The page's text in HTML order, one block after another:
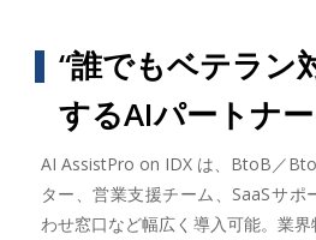
“誰でもベテラン
するAIパートナー
AI AssistPro on IDX は、BtoB／
ター、営業支援チーム、SaaSサポ
わせ窓口など幅広く導入可能。業